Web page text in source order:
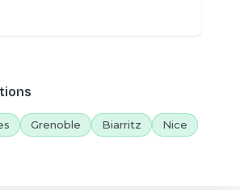
Grenoble Biarritz
Nice